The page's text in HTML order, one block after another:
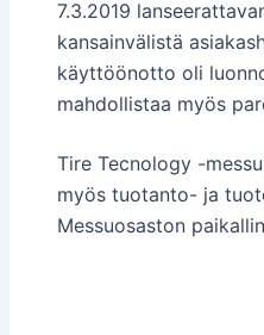
7.3.2019
kansainvälistä
käyttöönotto oli
mahdollistaa myös
Tire Tecnology -
myös tuotanto- ja
Messuosaston